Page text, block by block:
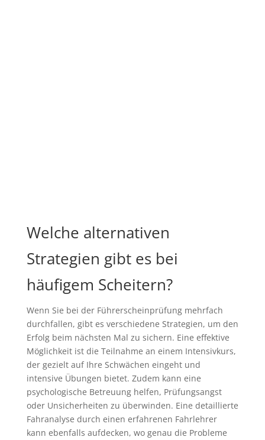
Welche alternativen
Strategien gibt es bei
häufigem Scheitern?
Wenn Sie bei der Führerscheinprüfung mehrfach
durchfallen, gibt es verschiedene Strategien, um den
Erfolg beim nächsten Mal zu sichern. Eine effektive
Möglichkeit ist die Teilnahme an einem Intensivkurs,
der gezielt auf Ihre Schwächen eingeht und
intensive Übungen bietet. Zudem kann eine
psychologische Betreuung helfen, Prüfungsangst
oder Unsicherheiten zu überwinden. Eine detaillierte
Fahranalyse durch einen erfahrenen Fahrlehrer
kann ebenfalls aufdecken, wo genau die Probleme